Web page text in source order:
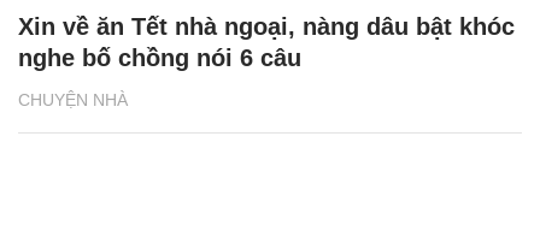
CHUYỆN NHÀ
Xin về ăn Tết nhà ngoại, nàng dâu bật khóc
nghe bố chồng nói 6 câu